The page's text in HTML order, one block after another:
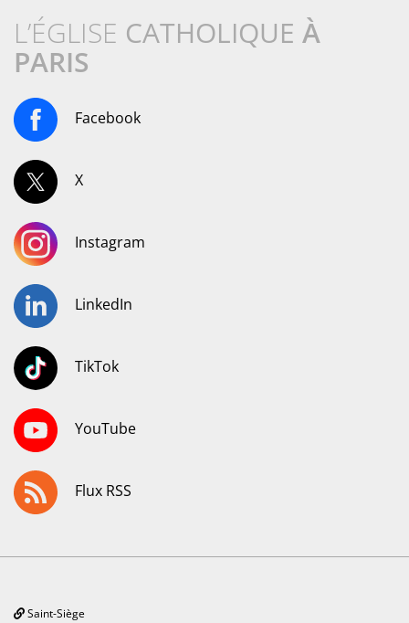
L’ÉGLISE CATHOLIQUE À
PARIS
Facebook
X
Instagram
LinkedIn
TikTok
YouTube
Flux RSS
Saint-Siège